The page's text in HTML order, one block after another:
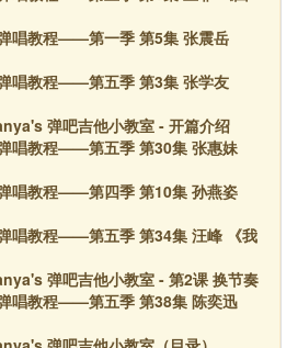
唱教程——第一季 第5集 张震岳
唱教程——第五季 第3集 张学友
弹吧吉他小教室 - 开篇介绍
唱教程——第五季 第30集 张惠妹
唱教程——第四季 第10集 孙燕姿
唱教程——第五季 第34集 汪峰 《我
弹吧吉他小教室 - 第2课 换节奏
唱教程——第五季 第38集 陈奕迅